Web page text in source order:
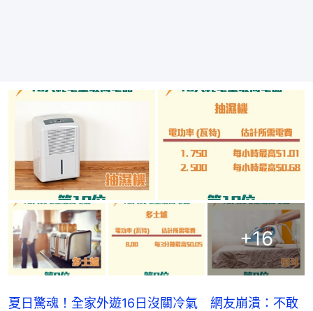
+16
夏日驚魂！全家外遊16日沒關冷氣 網友崩潰：不敢